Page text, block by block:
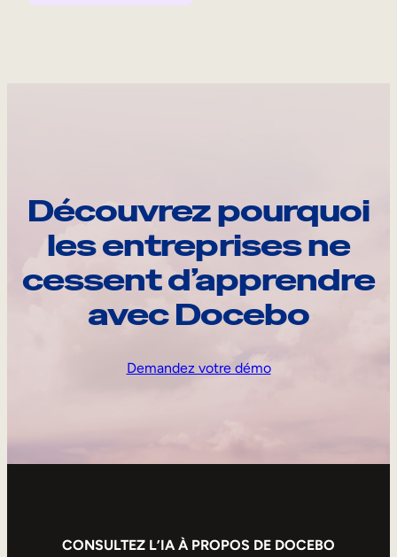
Découvrez pourquoi
les entreprises ne
cessent d’apprendre
avec Docebo
Demandez votre démo
CONSULTEZ L’IA À PROPOS DE DOCEBO